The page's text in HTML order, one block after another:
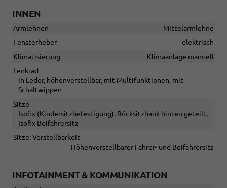
INNEN
Armlehnen
Mittelarmlehne
Fensterheber
elektrisch
Klimatisierung
Klimaanlage manuell
Lenkrad
in Leder, höhenverstellbar, mit Multifunktionen, mit
Schaltwippen
Sitze
Isofix (Kindersitzbefestigung), Rücksitzbank hinten geteilt,
Isofix Beifahrersitz
Sitze: Verstellbarkeit
Höhenverstellbarer Fahrer- und Beifahrersitz
INFOTAINMENT & KOMMUNIKATION